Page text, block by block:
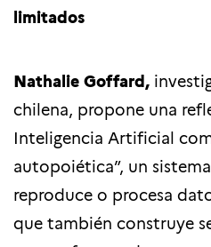
limitados
Nathalie Goffard,
chilena, propone una
Inteligencia Artificial
autopoiética”, un
reproduce o procesa
que también construye